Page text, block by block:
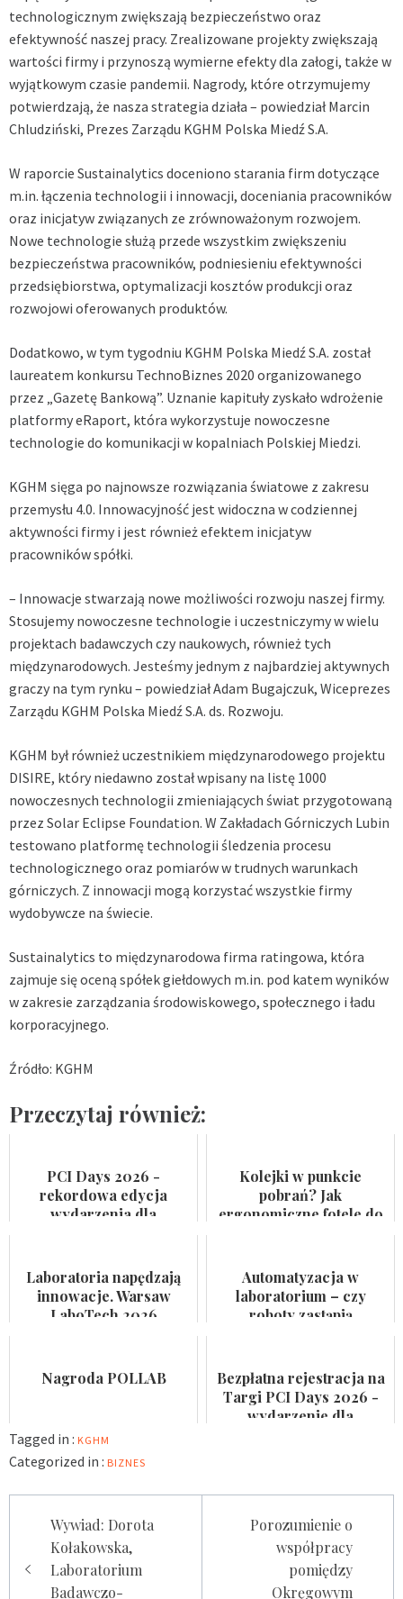
technologicznym zwiększają bezpieczeństwo oraz
efektywność naszej pracy. Zrealizowane projekty zwiększają
wartości firmy i przynoszą wymierne efekty dla załogi, także w
wyjątkowym czasie pandemii. Nagrody, które otrzymujemy
potwierdzają, że nasza strategia działa – powiedział Marcin
Chludziński, Prezes Zarządu KGHM Polska Miedź S.A.
W raporcie Sustainalytics doceniono starania firm dotyczące
m.in. łączenia technologii i innowacji, doceniania pracowników
oraz inicjatyw związanych ze zrównoważonym rozwojem.
Nowe technologie służą przede wszystkim zwiększeniu
bezpieczeństwa pracowników, podniesieniu efektywności
przedsiębiorstwa, optymalizacji kosztów produkcji oraz
rozwojowi oferowanych produktów.
Dodatkowo, w tym tygodniu KGHM Polska Miedź S.A. został
laureatem konkursu TechnoBiznes 2020 organizowanego
przez „Gazetę Bankową”. Uznanie kapituły zyskało wdrożenie
platformy eRaport, która wykorzystuje nowoczesne
technologie do komunikacji w kopalniach Polskiej Miedzi.
KGHM sięga po najnowsze rozwiązania światowe z zakresu
przemysłu 4.0. Innowacyjność jest widoczna w codziennej
aktywności firmy i jest również efektem inicjatyw
pracowników spółki.
– Innowacje stwarzają nowe możliwości rozwoju naszej firmy.
Stosujemy nowoczesne technologie i uczestniczymy w wielu
projektach badawczych czy naukowych, również tych
międzynarodowych. Jesteśmy jednym z najbardziej aktywnych
graczy na tym rynku – powiedział Adam Bugajczuk, Wiceprezes
Zarządu KGHM Polska Miedź S.A. ds. Rozwoju.
KGHM był również uczestnikiem międzynarodowego projektu
DISIRE, który niedawno został wpisany na listę 1000
nowoczesnych technologii zmieniających świat przygotowaną
przez Solar Eclipse Foundation. W Zakładach Górniczych Lubin
testowano platformę technologii śledzenia procesu
technologicznego oraz pomiarów w trudnych warunkach
górniczych. Z innowacji mogą korzystać wszystkie firmy
wydobywcze na świecie.
Sustainalytics to międzynarodowa firma ratingowa, która
zajmuje się oceną spółek giełdowych m.in. pod katem wyników
w zakresie zarządzania środowiskowego, społecznego i ładu
korporacyjnego.
Źródło: KGHM
Przeczytaj również:
PCI Days 2026 -
rekordowa edycja
wydarzenia dla
kosmetycznego i
suplemen...
Kolejki w punkcie
pobrań? Jak
ergonomiczne fotele do
pacjentów
Laboratoria napędzają
innowacje. Warsaw
LaboTech 2026
Automatyzacja w
laboratorium – czy
roboty zastąpią
Nagroda POLLAB
Bezpłatna rejestracja na
Targi PCI Days 2026 -
wydarzenie dla
Tagged in : KGHM
Categorized in : BIZNES
Nawigacja
wpisu
Wywiad: Dorota
Kołakowska,
Laboratorium
Badawczo-
Porozumienie o
współpracy
pomiędzy
Okręgowym